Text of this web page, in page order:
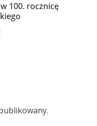
100. rocznicę